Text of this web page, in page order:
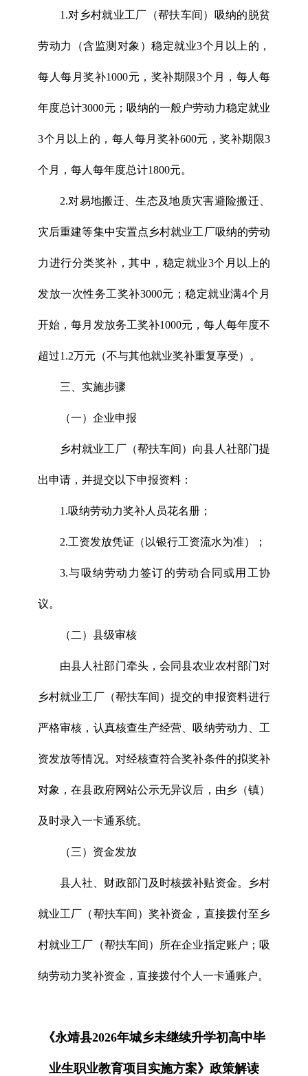
1.对乡村就业工厂（帮扶车间）吸纳的脱贫
劳动力（含监测对象）稳定就业3个月以上的，
每人每月奖补1000元，奖补期限3个月，每人每
年度总计3000元；吸纳的一般户劳动力稳定就业
3个月以上的，每人每月奖补600元，奖补期限3
个月，每人每年度总计1800元。
2.对易地搬迁、生态及地质灾害避险搬迁、
灾后重建等集中安置点乡村就业工厂吸纳的劳动
力进行分类奖补，其中，稳定就业3个月以上的
发放一次性务工奖补3000元；稳定就业满4个月
开始，每月发放务工奖补1000元，每人每年度不
超过1.2万元（不与其他就业奖补重复享受）。
三、实施步骤
（一）企业申报
乡村就业工厂（帮扶车间）向县人社部门提
出申请，并提交以下申报资料：
1.吸纳劳动力奖补人员花名册；
2.工资发放凭证（以银行工资流水为准）；
3.与吸纳劳动力签订的劳动合同或用工协
议。
（二）县级审核
由县人社部门牵头，会同县农业农村部门对
乡村就业工厂（帮扶车间）提交的申报资料进行
严格审核，认真核查生产经营、吸纳劳动力、工
资发放等情况。对经核查符合奖补条件的拟奖补
对象，在县政府网站公示无异议后，由乡（镇）
及时录入一卡通系统。
（三）资金发放
县人社、财政部门及时核拨补贴资金。乡村
就业工厂（帮扶车间）奖补资金，直接拨付至乡
村就业工厂（帮扶车间）所在企业指定账户；吸
纳劳动力奖补资金，直接拨付个人一卡通账户。
《永靖县2026年城乡未继续升学初高中毕
业生职业教育项目实施方案》政策解读